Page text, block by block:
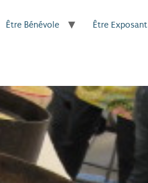
Être Bénévole Être Exposant